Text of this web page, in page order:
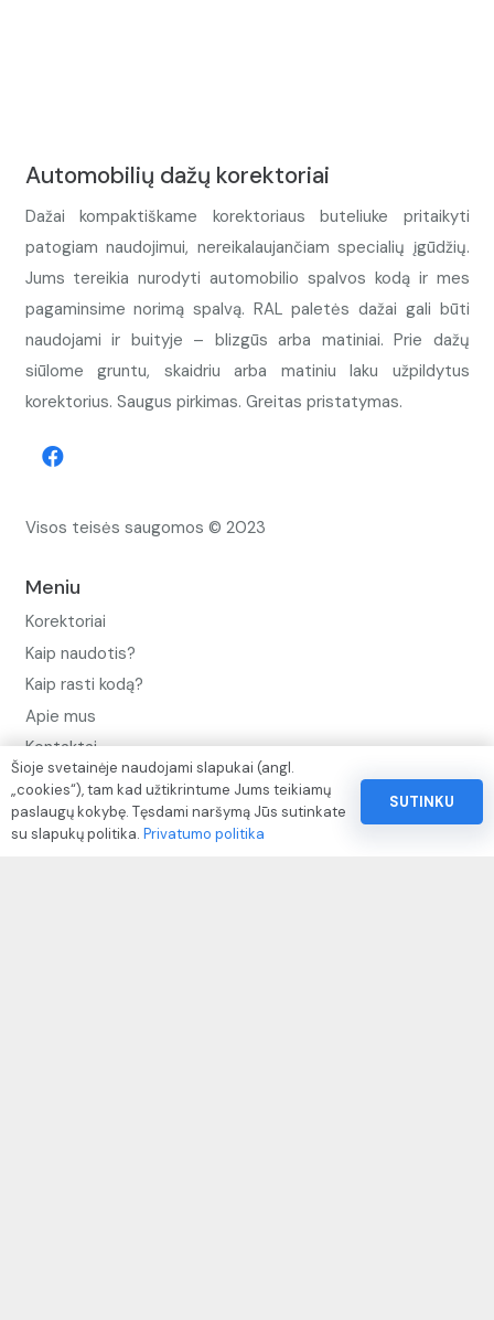
Automobilių dažų korektoriai
Dažai kompaktiškame korektoriaus buteliuke pritaikyti
patogiam naudojimui, nereikalaujančiam specialių įgūdžių.
Jums tereikia nurodyti automobilio spalvos kodą ir mes
pagaminsime norimą spalvą. RAL paletės dažai gali būti
naudojami ir buityje – blizgūs arba matiniai. Prie dažų
siūlome gruntu, skaidriu arba matiniu laku užpildytus
korektorius. Saugus pirkimas. Greitas pristatymas.
Visos teisės saugomos © 2023
Meniu
Korektoriai
Kaip naudotis?
Kaip rasti kodą?
Apie mus
Kontaktai
Privatumo politika
Pinigų ir prekių grąžinimo politika
Šioje svetainėje naudojami slapukai (angl.
„cookies“), tam kad užtikrintume Jums teikiamų
paslaugų kokybę. Tęsdami naršymą Jūs sutinkate
su slapukų politika. Privatumo politika
SUTINKU